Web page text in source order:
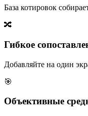
База котировок
🔀
Гибкое
Добавляйте на один
🎯
Объективные